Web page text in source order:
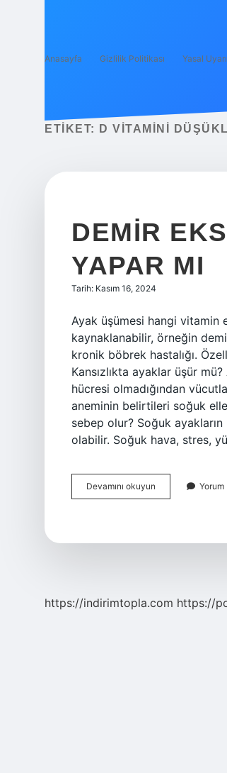
Anasayfa Gizlilik Politikası Yasal Uyarı
ETIKET: D VITAMINI
DEMIR
YAPAR MI
Tarih: Kasım 16, 2024
Ayak üşümesi hangi vitamin
kaynaklanabilir, örneğin
kronik böbrek hastalığı.
Kansızlıkta ayaklar üşür
hücresi olmadığından
aneminin belirtileri soğuk
sebep olur? Soğuk ayakların
olabilir. Soğuk hava, stres,
Devamını okuyun
Eksikliği
Yorum
https://indirimtopla.com https://